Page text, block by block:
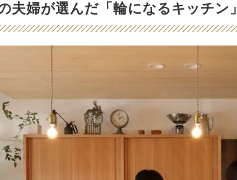
夫婦が選んだ「輪になるキッチン」